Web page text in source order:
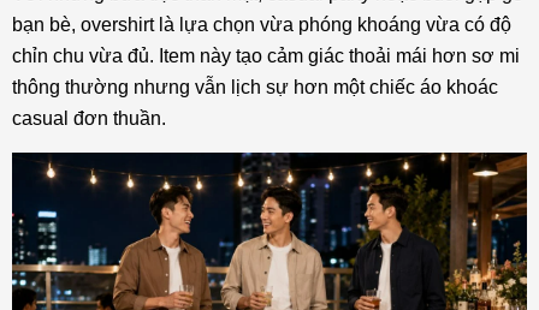
bạn bè, overshirt là lựa chọn vừa phóng khoáng vừa có độ
chỉn chu vừa đủ. Item này tạo cảm giác thoải mái hơn sơ mi
thông thường nhưng vẫn lịch sự hơn một chiếc áo khoác
casual đơn thuần.